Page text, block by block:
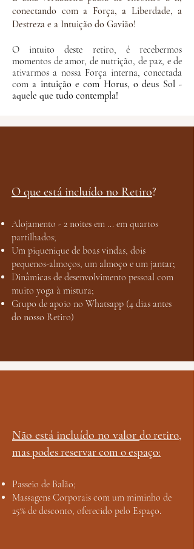
conectando com a Força, a Liberdade, a
Destreza e a Intuição do Gavião!
O intuito deste retiro, é recebermos
momentos de amor, de nutrição, de paz, e de
ativarmos a nossa Força interna, conectada
com a intuição e com Horus, o deus Sol -
aquele que tudo contempla!
O que está incluído no Retiro?
Alojamento - 2 noites em ... em quartos
partilhados;
Um piquenique de boas vindas, dois
pequenos-almoços, um almoço e um jantar;
Dinâmicas de desenvolvimento pessoal com
muito yoga à mistura;
Grupo de apoio no Whatsapp (4 dias antes
do nosso Retiro)
Não está incluído no valor do retiro,
mas podes reservar com o espaço:
Passeio de Balão;
Massagens Corporais com um miminho de
25% de desconto, oferecido pelo Espaço.